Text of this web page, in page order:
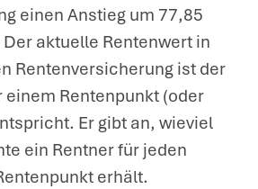
einen Anstieg um 77,85
aktuelle Rentenwert in
Rentenversicherung ist der
einem Rentenpunkt (oder
Er gibt an, wieviel
ein Rentner für jeden
erhält.